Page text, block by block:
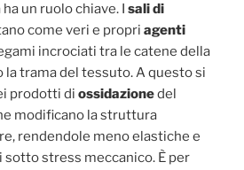
un ruolo chiave. I sali di
come veri e propri agenti
incrociati tra le catene della
trama del tessuto. A questo si
prodotti di ossidazionedel
modificano la struttura
rendendole meno elastiche e
sotto stress meccanico. È per